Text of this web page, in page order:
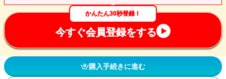
かんたん30秒登録！
今すぐ会員登録をする
購入手続きに進む